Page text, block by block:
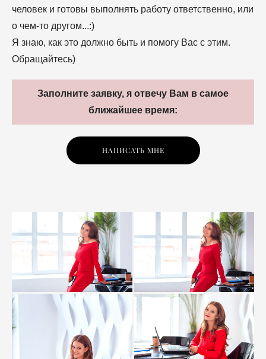
человек и готовы выполнять работу ответственно, или
о чем-то другом...:)
Я знаю, как это должно быть и помогу Вас с этим.
Обращайтесь)
Заполните заявку, я отвечу Вам в самое
ближайшее время:
НАПИСАТЬ МНЕ